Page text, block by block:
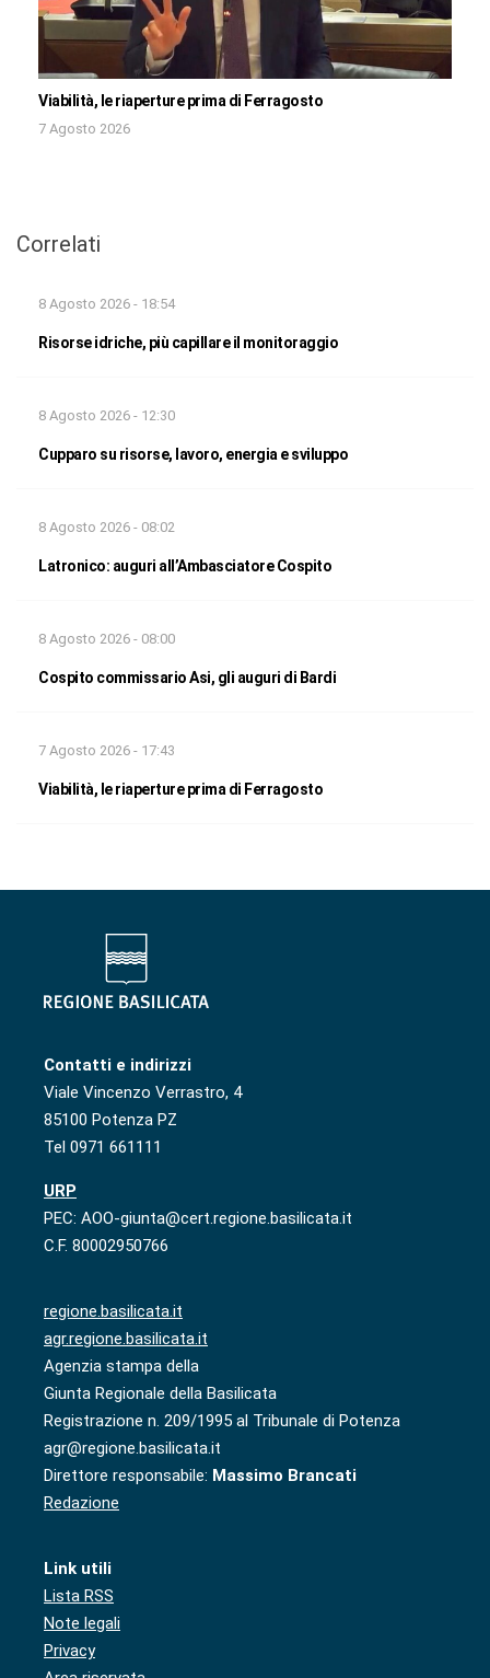
Viabilità, le riaperture prima di Ferragosto
7 Agosto 2026
Correlati
8 Agosto 2026 - 18:54
Risorse idriche, più capillare il monitoraggio
8 Agosto 2026 - 12:30
Cupparo su risorse, lavoro, energia e sviluppo
8 Agosto 2026 - 08:02
Latronico: auguri all’Ambasciatore Cospito
8 Agosto 2026 - 08:00
Cospito commissario Asi, gli auguri di Bardi
7 Agosto 2026 - 17:43
Viabilità, le riaperture prima di Ferragosto
Contatti e indirizzi
Viale Vincenzo Verrastro, 4
85100 Potenza PZ
Tel 0971 661111
URP
PEC: AOO-giunta@cert.regione.basilicata.it
C.F. 80002950766
regione.basilicata.it
agr.regione.basilicata.it
Agenzia stampa della
Giunta Regionale della Basilicata
Registrazione n. 209/1995 al Tribunale di Potenza
agr@regione.basilicata.it
Direttore responsabile: Massimo Brancati
Redazione
Link utili
Lista RSS
Note legali
Privacy